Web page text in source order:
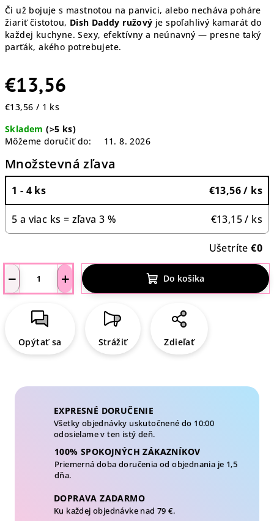
Či už bojuje s mastnotou na panvici, alebo necháva poháre
žiariť čistotou, Dish Daddy ružový je spoľahlivý kamarát do
každej kuchyne. Sexy, efektívny a neúnavný — presne taký
parťák, akého potrebujete.
€13,56
Jednotková
€13,56 / 1 ks
Skladem(>5 ks)
Môžeme doručiť do:
11. 8. 2026
Množstevná zľava
1 - 4 ks €13,56/ ks
5 a viac ks = zľava 3 % €13,15/ ks
Ušetríte€0
+
− Do košíka
Opýtať sa Strážiť Zdieľať
EXPRESNÉ DORUČENIE
Všetky objednávky uskutočnené do 10:00
odosielame v ten istý deň.
100% SPOKOJNÝCH ZÁKAZNÍKOV
Priemerná doba doručenia od objednania je 1,5
dňa.
DOPRAVA ZADARMO
Ku každej objednávke nad 79 €.